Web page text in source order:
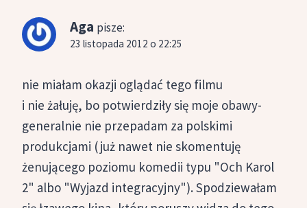
Aga pisze:
23 listopada 2012 o 22:25
nie miałam okazji oglądać tego filmu
i nie żałuję, bo potwierdziły się moje obawy-
generalnie nie przepadam za polskimi
produkcjami (już nawet nie skomentuję
żenującego poziomu komedii typu "Och Karol
2" albo "Wyjazd integracyjny"). Spodziewałam